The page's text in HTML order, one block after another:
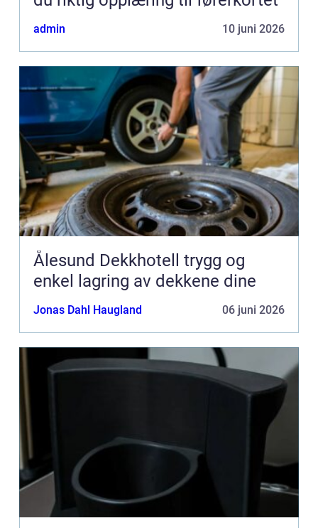
admin 10 juni 2026
Ålesund Dekkhotell trygg og
enkel lagring av dekkene dine
Jonas Dahl Haugland 06 juni 2026